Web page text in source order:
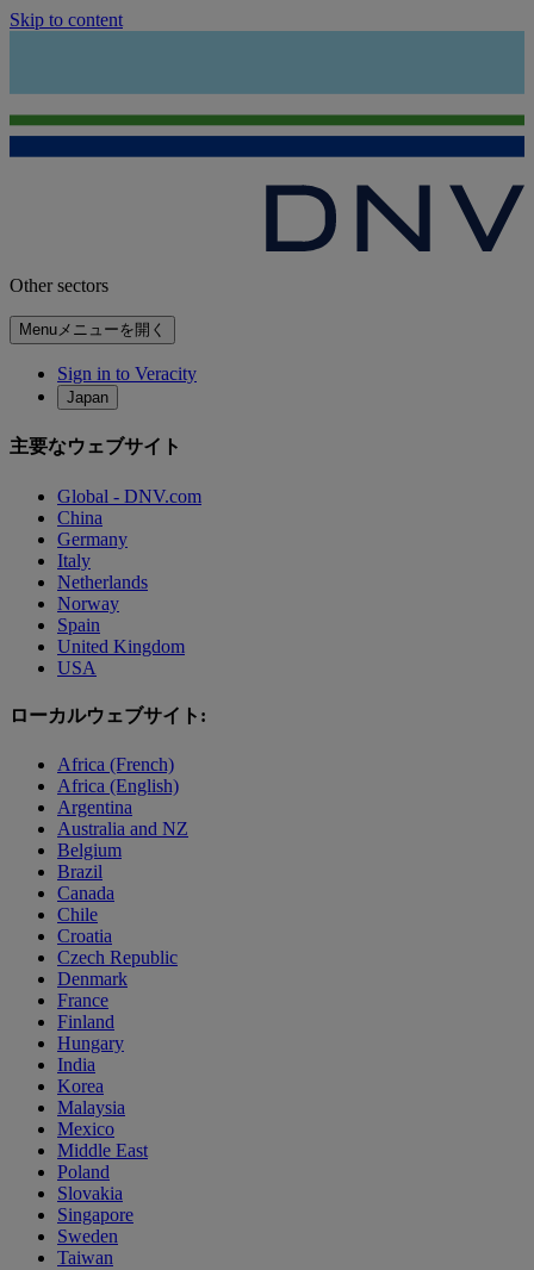
Skip to content
Other sectors
Menuメニューを開く
Sign in to Veracity
Japan
主要なウェブサイト
Global - DNV.com
China
Germany
Italy
Netherlands
Norway
Spain
United Kingdom
USA
ローカルウェブサイト:
Africa (French)
Africa (English)
Argentina
Australia and NZ
Belgium
Brazil
Canada
Chile
Croatia
Czech Republic
Denmark
France
Finland
Hungary
India
Korea
Malaysia
Mexico
Middle East
Poland
Slovakia
Singapore
Sweden
Taiwan